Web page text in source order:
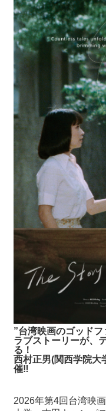
に
つ
い
て
最
新
報
と
申
込
去
事
連
リ
ン
ク
ホ
”台湾映画のゴッド
ラブストーリーが、
る！
西村正男(関西学院大
催‼
2026年第4回台湾映